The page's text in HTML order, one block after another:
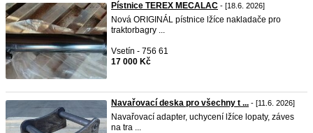
Pístnice TEREX MECALAC - [18.6. 2026]
Nová ORIGINÁL pístnice lžíce nakladače pro
traktorbagry ...
Vsetín - 756 61
17 000 Kč
Navařovací deska pro všechny t ... - [11.6. 2026]
Navařovací adapter, uchycení lžíce lopaty, záves
na tra ...